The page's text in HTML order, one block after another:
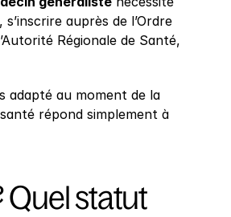
auprès de l’Ordre
Régionale de Santé,
adapté au moment de la
répond simplement à
Quel statut